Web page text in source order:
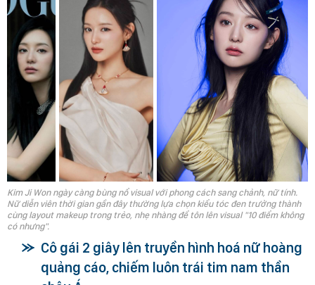
Kim Ji Won ngày càng bùng nổ visual với phong cách sang chảnh, nữ tính.
Nữ diễn viên thời gian gần đây thường lựa chọn kiểu tóc đen trưởng thành
cùng layout makeup trong trẻo, nhẹ nhàng để tôn lên visual "10 điểm không
có nhưng".
Cô gái 2 giây lên truyền hình hoá nữ hoàng
quảng cáo, chiếm luôn trái tim nam thần